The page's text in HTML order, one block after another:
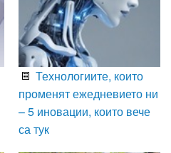
Технологиите, които
променят ежедневието ни
– 5 иновации, които вече
са тук